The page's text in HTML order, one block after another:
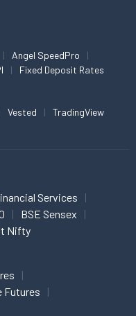
Angel SpeedPro
Fixed Deposit Rates
Vested TradingView
Services
BSE Sensex
Nifty
Futures